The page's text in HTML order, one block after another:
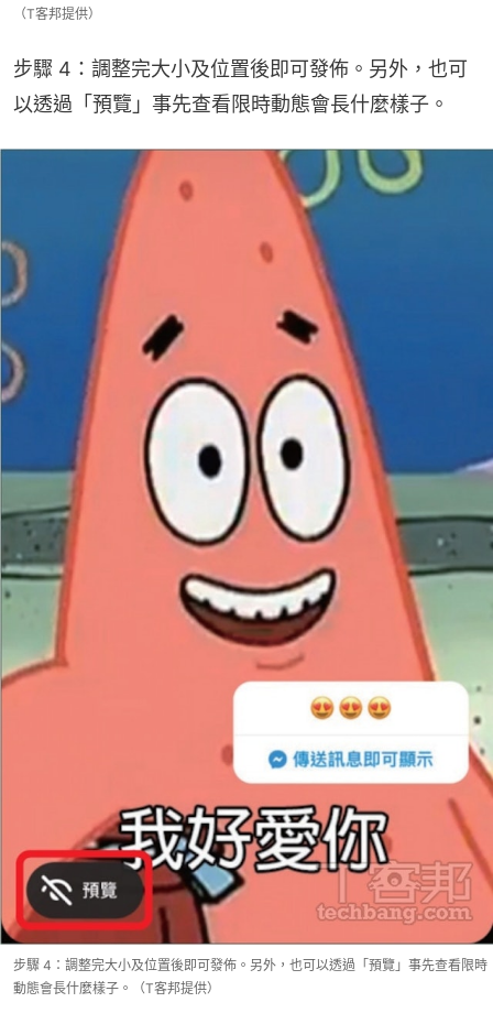
（T客邦提供）
步驟 4：調整完大小及位置後即可發佈。另外，也可
以透過「預覽」事先查看限時動態會長什麼樣子。
步驟 4：調整完大小及位置後即可發佈。另外，也可以透過「預覽」事先查看限時
動態會長什麼樣子。（T客邦提供）